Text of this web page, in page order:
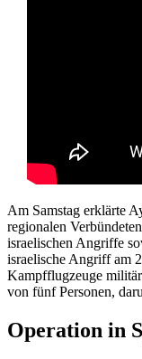
Am Samstag erklärte
regionalen
israelischen Angriffe
israelische Angriff am
Kampfflugzeuge
von fünf Personen,
Operation in